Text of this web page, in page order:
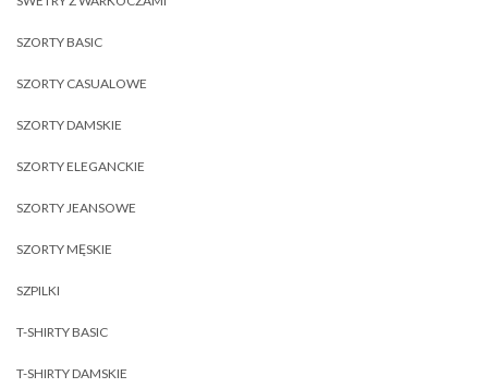
SZORTY BASIC
SZORTY CASUALOWE
SZORTY DAMSKIE
SZORTY ELEGANCKIE
SZORTY JEANSOWE
SZORTY MĘSKIE
SZPILKI
T-SHIRTY BASIC
T-SHIRTY DAMSKIE